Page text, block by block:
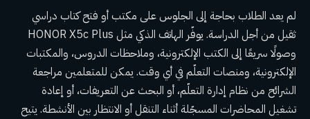
لم يعد الطلاب بحاجة إلى الجلوس على مكتب أو فتح كتاب دراسي
ثقيل من أجل الدراسة. يوفّر الهاتف الذكي مثل HONOR X5c Plus
وصولًا سريعًا إلى الكتب الإلكترونية، وملاحظات الدروس، والمكتبات
الإلكترونية، ومنصات التعلّم في أي وقت. يمكن للمتعلمين مراجعة
الشرائح من نظام إدارة التعلّم، أو البحث عن التعريفات، أو إعادة
تشغيل المحاضرات المسجّلة أثناء التنقل أو الانتظار بين الأنشطة. يتيح